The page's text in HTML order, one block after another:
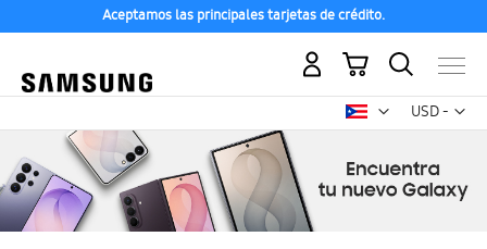
Aceptamos las principales tarjetas de crédito.
USD -
dólar
Mi carrito